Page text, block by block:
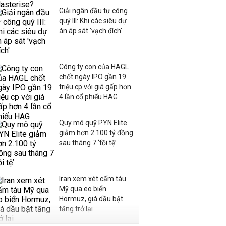
Giải ngân đầu tư công
quý III: Khi các siêu dự
án áp sát 'vạch đích'
Công ty con của HAGL
chốt ngày IPO gần 19
triệu cp với giá gấp hơn
4 lần cổ phiếu HAG
Quy mô quỹ PYN Elite
giảm hơn 2.100 tỷ đồng
sau tháng 7 ‘tồi tệ’
Iran xem xét cấm tàu
Mỹ qua eo biển
Hormuz, giá dầu bật
tăng trở lại